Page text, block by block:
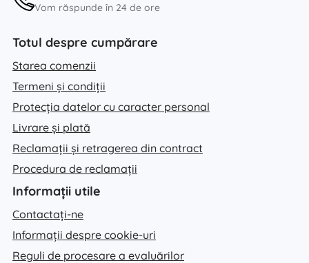
Vom răspunde în 24 de ore
Totul despre cumpărare
Starea comenzii
Termeni și condiții
Protecția datelor cu caracter personal
Livrare și plată
Reclamații și retragerea din contract
Procedura de reclamații
Informații utile
Contactați-ne
Informații despre cookie-uri
Reguli de procesare a evaluărilor